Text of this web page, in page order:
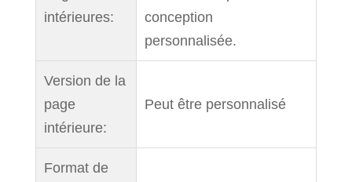
intérieures:
conception
personnalisée.
Version de la
page
intérieure:
Peut être personnalisé
Format de